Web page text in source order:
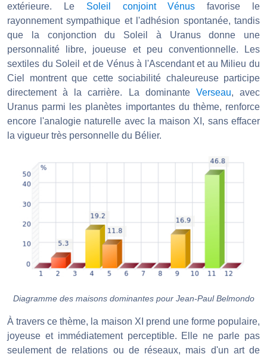
extérieure. Le Soleil conjoint Vénus favorise le
rayonnement sympathique et l'adhésion spontanée, tandis
que la conjonction du Soleil à Uranus donne une
personnalité libre, joueuse et peu conventionnelle. Les
sextiles du Soleil et de Vénus à l'Ascendant et au Milieu du
Ciel montrent que cette sociabilité chaleureuse participe
directement à la carrière. La dominante Verseau, avec
Uranus parmi les planètes importantes du thème, renforce
encore l'analogie naturelle avec la maison XI, sans effacer
la vigueur très personnelle du Bélier.
Diagramme des maisons dominantes pour Jean-Paul Belmondo
À travers ce thème, la maison XI prend une forme populaire,
joyeuse et immédiatement perceptible. Elle ne parle pas
seulement de relations ou de réseaux, mais d'un art de